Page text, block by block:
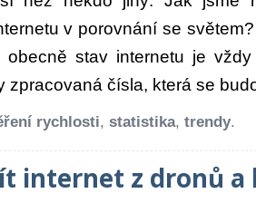
v porovnání se
obecně stav internetu je
zpracovaná čísla, která se
rychlosti, statistika, trendy.
internet z dronů a